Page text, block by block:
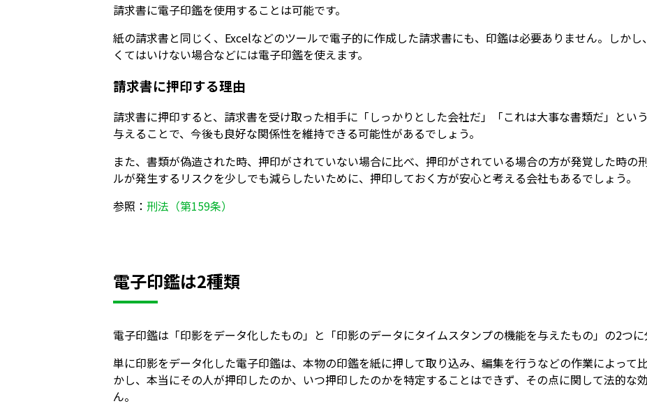
請求書に電子印鑑を使用することは可能です。
紙の請求書と同じく、Excelなどのツールで電子的に作成した請求書にも、印鑑は必要ありません。しか
くてはいけない場合などには電子印鑑を使えます。
請求書に押印する理由
請求書に押印すると、請求書を受け取った相手に「しっかりとした会社だ」「これは大事な書類だ」とい
与えることで、今後も良好な関係性を維持できる可能性があるでしょう。
また、書類が偽造された時、押印がされていない場合に比べ、押印がされている場合の方が発覚した時の
ルが発生するリスクを少しでも減らしたいために、押印しておく方が安心と考える会社もあるでしょう。
参照： 刑法（第159条）
電子印鑑は2種類
電子印鑑は「印影をデータ化したもの」と「印影のデータにタイムスタンプの機能を与えたもの」の2つに
単に印影をデータ化した電子印鑑は、本物の印鑑を紙に押して取り込み、編集を行うなどの作業によって
かし、本当にその人が押印したのか、いつ押印したのかを特定することはできず、その点に関して法的な
ん。